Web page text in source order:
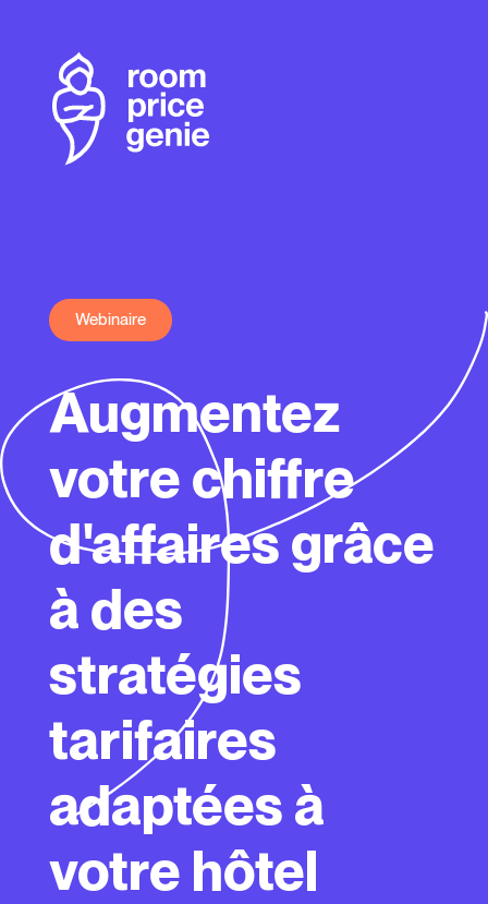
Webinaire
Augmentez
votre chiffre
d'affaires grâce
à des
stratégies
tarifaires
adaptées à
votre hôtel